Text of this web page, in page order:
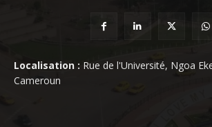
Localisation : Rue de l'Université, Ngoa
Cameroun